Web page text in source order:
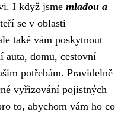
I když jsme mladou a
se v oblasti
také vám poskytnout
auta, domu, cestovní
potřebám. Pravidelně
vyřizování pojistných
to, abychom vám ho co